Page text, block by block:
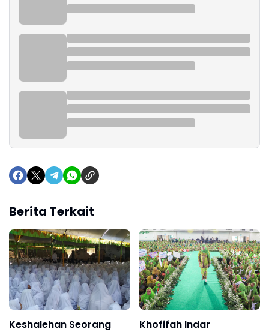
Berita Terkait
Keshalehan Seorang
Khofifah Indar